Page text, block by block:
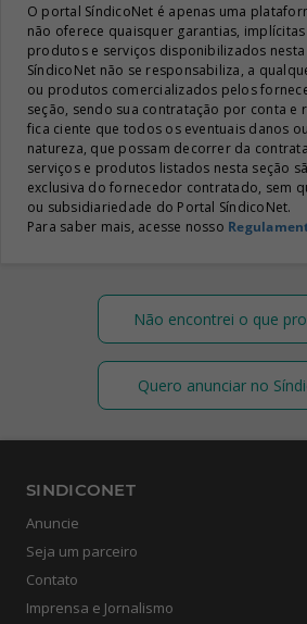
O portal SíndicoNet é apenas uma
não oferece quaisquer garantias,
produtos e serviços disponibilizados
SíndicoNet não se responsabiliza, a
ou produtos comercializados pelos
seção, sendo sua contratação por conta e
fica ciente que todos os eventuais danos
natureza, que possam decorrer da
serviços e produtos listados nesta seção
exclusiva do fornecedor contratado, sem
ou subsidiariedade do Portal SíndicoNet.
Para saber mais, acesse nosso
Não encontrei o que
Quero anunciar no
SINDICONET
Anuncie
Seja um parceiro
Contato
Imprensa e Jornalismo